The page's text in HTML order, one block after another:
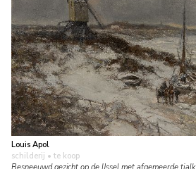
Louis Apol
schilderij • te koop